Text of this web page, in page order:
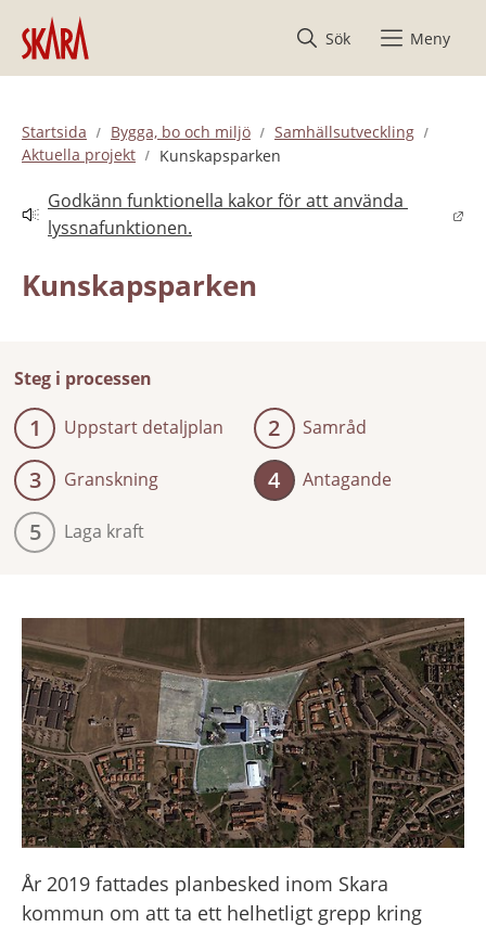
Hoppa till innehåll
Sök
Meny
Startsida Bygga, bo och miljö
Samhällsutveckling
Aktuella projekt
Kunskapsparken
Godkänn funktionella kakor för att använda
lyssnafunktionen.
Länk till annan webbplats.
Kunskapsparken
Steg i processen
1 Uppstart detaljplan 2 Samråd
3 Granskning 4 Antagande
5 Laga kraft
År 2019 fattades planbesked inom Skara
kommun om att ta ett helhetligt grepp kring